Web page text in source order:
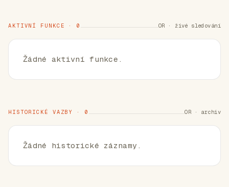
AKTIVNÍ FUNKCE · 0 OR · živé sledování
Žádné aktivní funkce.
HISTORICKÉ VAZBY · 0 OR · archiv
Žádné historické záznamy.